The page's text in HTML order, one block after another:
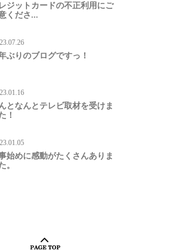
ジットカードの不正利用にご
くださ...
ぶりのブログですっ！
となんとテレビ取材を受けま
！
始めに感動がたくさんありま
。